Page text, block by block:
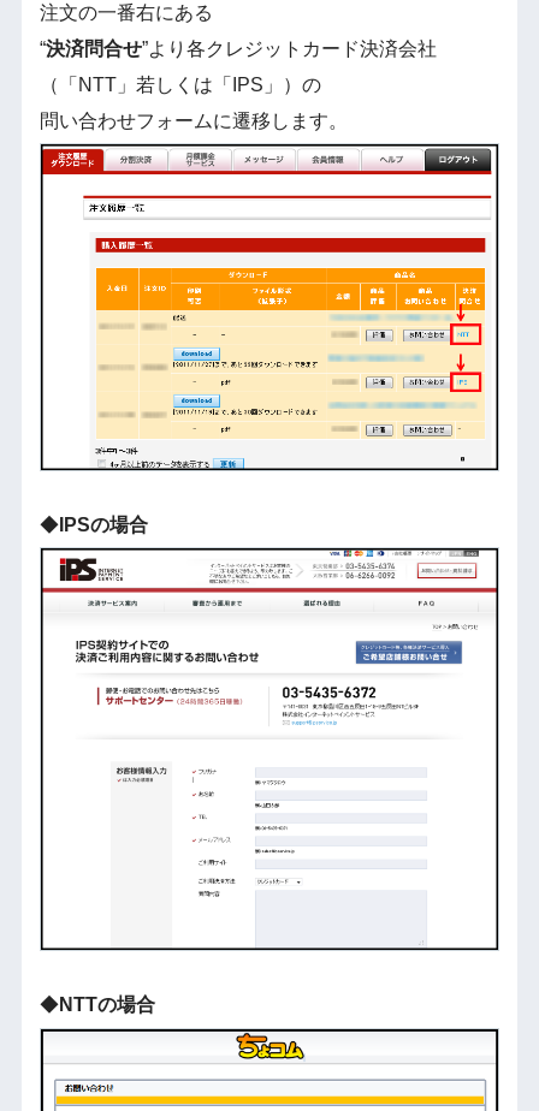
注文の一番右にある
“決済問合せ”より各クレジットカード決済会社
（「NTT」若しくは「IPS」）の
問い合わせフォームに遷移します。
◆IPSの場合
◆NTTの場合